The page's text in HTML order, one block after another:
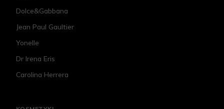
Dolce&Gabbana
Jean Paul Gaultier
Yonelle
Dr Irena Eris
Carolina Herrera